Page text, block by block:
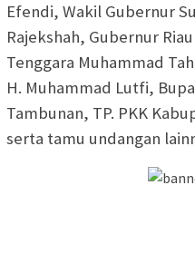
Efendi, Wakil Gubernur
Rajekshah, Gubernur
Tenggara Muhammad
H. Muhammad Lutfi,
Tambunan, TP. PKK
serta tamu undangan